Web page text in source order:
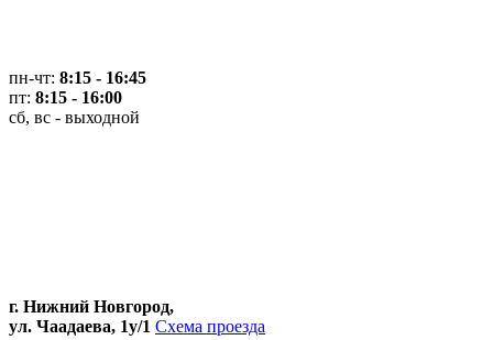
пн-чт: 8:15 - 16:45
пт: 8:15 - 16:00
сб, вс - выходной
г. Нижний Новгород,
ул. Чаадаева, 1у/1 Схема проезда